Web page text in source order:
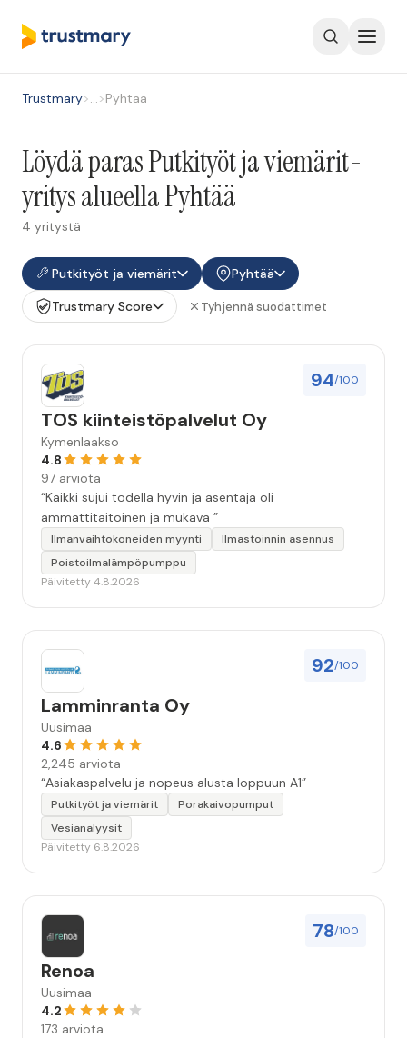
Trustmary>…>Pyhtää
Löydä paras Putkityöt ja viemärit-
yritys alueella Pyhtää
4 yritystä
Putkityöt ja viemärit
Pyhtää
Trustmary Score
Tyhjennä suodattimet
94/100
TOS kiinteistöpalvelut Oy
Kymenlaakso
4.8
97 arviota
“Kaikki sujui todella hyvin ja asentaja oli
ammattitaitoinen ja mukava ”
Ilmanvaihtokoneiden myynti
Ilmastoinnin asennus
Poistoilmalämpöpumppu
Päivitetty 4.8.2026
92/100
Lamminranta Oy
Uusimaa
4.6
2,245 arviota
“Asiakaspalvelu ja nopeus alusta loppuun A1”
Putkityöt ja viemärit
Porakaivopumput
Vesianalyysit
Päivitetty 6.8.2026
78/100
Renoa
Uusimaa
4.2
173 arviota